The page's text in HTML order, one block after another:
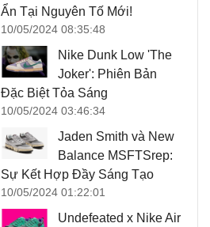
Ẩn Tại Nguyên Tố Mới!
10/05/2024 08:35:48
Nike Dunk Low 'The
Joker': Phiên Bản
Đặc Biệt Tỏa Sáng
10/05/2024 03:46:34
Jaden Smith và New
Balance MSFTSrep:
Sự Kết Hợp Đầy Sáng Tạo
10/05/2024 01:22:01
Undefeated x Nike Air